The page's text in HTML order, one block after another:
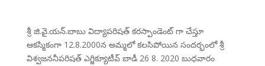
శ్రీ జి.వై.యన్.బాబు విద్యాపరిషత్ కరస్పాండెంట్ గా చేస్తూ
ఆకస్మికంగా 12.8.2000న అమ్మలో కలసిపోయిన సందర్భంలో శ్రీ
విశ్వజననీపరిషత్ ఎగ్జిక్యూటీవ్ బాడీ 26 8. 2020 బుధవారం